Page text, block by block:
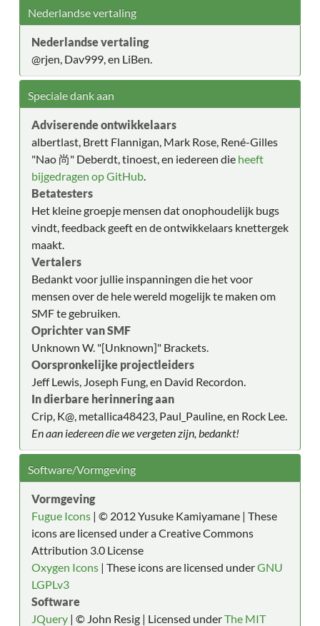
Nederlandse vertaling
Nederlandse vertaling
@rjen, Dav999, en LiBen.
Speciale dank aan
Adviserende ontwikkelaars
albertlast, Brett Flannigan, Mark Rose, René-Gilles
"Nao 尚" Deberdt, tinoest, en iedereen die heeft
bijgedragen op GitHub.
Betatesters
Het kleine groepje mensen dat onophoudelijk bugs
vindt, feedback geeft en de ontwikkelaars knettergek
maakt.
Vertalers
Bedankt voor jullie inspanningen die het voor
mensen over de hele wereld mogelijk te maken om
SMF te gebruiken.
Oprichter van SMF
Unknown W. "[Unknown]" Brackets.
Oorspronkelijke projectleiders
Jeff Lewis, Joseph Fung, en David Recordon.
In dierbare herinnering aan
Crip, K@, metallica48423, Paul_Pauline, en Rock Lee.
En aan iedereen die we vergeten zijn, bedankt!
Software/Vormgeving
Vormgeving
Fugue Icons | © 2012 Yusuke Kamiyamane | These
icons are licensed under a Creative Commons
Attribution 3.0 License
Oxygen Icons | These icons are licensed underGNU
LGPLv3
Software
JQuery | © John Resig | Licensed underThe MIT